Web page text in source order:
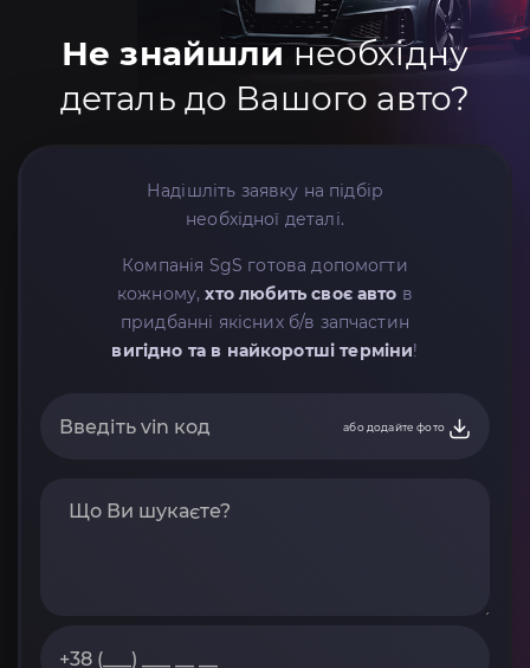
Не знайшлинеобхідну
деталь до Вашого авто?
Надішліть заявку на підбір
необхідної деталі.
Компанія SgS готова допомогти
кожному,хто любить своє авто в
придбанні якісних б/в запчастин
вигідно та в найкоротші терміни!
або додайте фото